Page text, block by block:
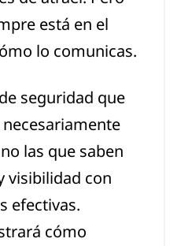
está en el
lo comunicas.
seguridad que
las que saben
visibilidad con
efectivas.
cómo